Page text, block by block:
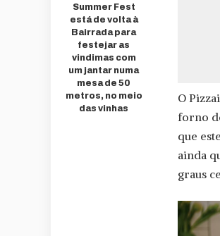
Summer Fest
está de volta à
Bairrada para
festejar as
vindimas com
um jantar numa
mesa de 50
metros, no meio
das vinhas
O
forno
que
ainda
graus